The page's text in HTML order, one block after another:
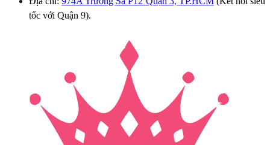
tốc với Quận 9).